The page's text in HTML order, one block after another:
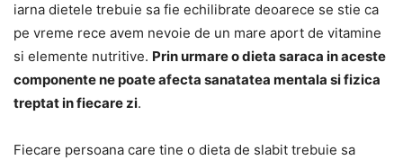
iarna dietele trebuie sa fie echilibrate deoarece se stie ca
pe vreme rece avem nevoie de un mare aport de vitamine
si elemente nutritive. Prin urmare o dieta saraca in aceste
componente ne poate afecta sanatatea mentala si fizica
treptat in fiecare zi.
Fiecare persoana care tine o dieta de slabit trebuie sa